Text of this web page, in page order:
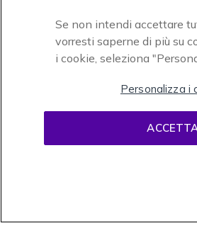
Se non intendi accettare
vorresti saperne di più su
i cookie, seleziona
Personalizza i